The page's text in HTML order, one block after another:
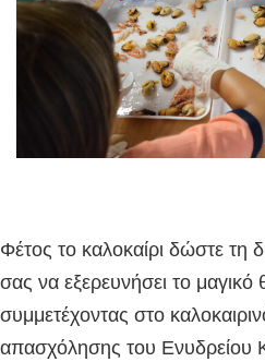
Φέτος το καλοκαίρι δώστε τη
σας να εξερευνήσει τo
συμμετέχοντας στο
απασχόλησης του Ενυδρείου